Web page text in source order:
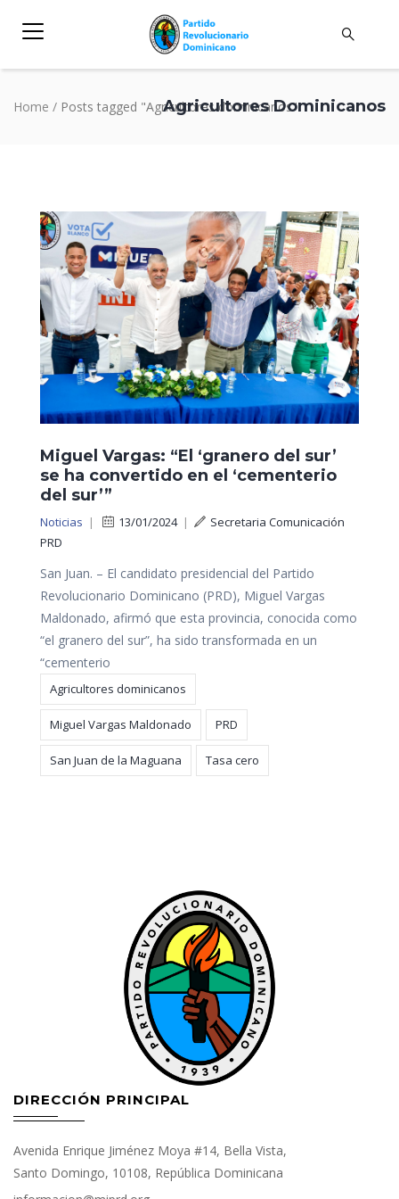
Agricultores Dominicanos
Home / Posts tagged "Agricultores dominicanos"
Miguel Vargas: “El ‘granero del sur’
se ha convertido en el ‘cementerio
del sur’”
Noticias | 13/01/2024|
Secretaria Comunicación
PRD
San Juan. – El candidato presidencial del Partido
Revolucionario Dominicano (PRD), Miguel Vargas
Maldonado, afirmó que esta provincia, conocida como
“el granero del sur”, ha sido transformada en un
“cementerio
Agricultores dominicanos
Miguel Vargas Maldonado PRD
San Juan de la Maguana Tasa cero
DIRECCIÓN PRINCIPAL
Avenida Enrique Jiménez Moya #14, Bella Vista,
Santo Domingo, 10108, República Dominicana